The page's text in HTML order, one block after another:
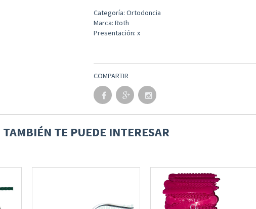
Categoría: Ortodoncia
Marca: Roth
Presentación: x
COMPARTIR
TAMBIÉN TE PUEDE INTERESAR